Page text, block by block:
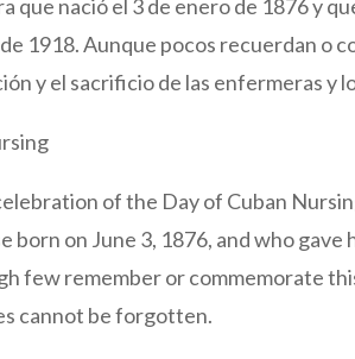
nació el 3 de enero de 1876 y
1918. Aunque pocos recuerdan o
y el sacrificio de las enfermeras y
of the Day of Cuban
born on June 3, 1876, and who
few remember or commemorate
cannot be forgotten.